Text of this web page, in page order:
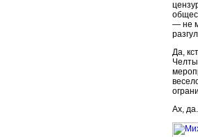
— не
Да,
Ах,